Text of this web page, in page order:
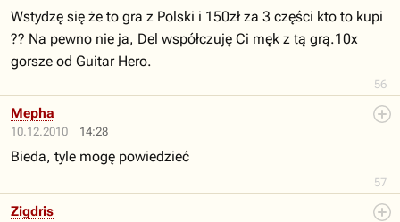
56
Wstydzę się że to gra z Polski i 150zł za 3 części kto to kupi
?? Na pewno nie ja, Del współczuję Ci męk z tą grą.10x
gorsze od Guitar Hero.
10.12.2010 14:28
57
Mepha
Bieda, tyle mogę powiedzieć
Zigdris